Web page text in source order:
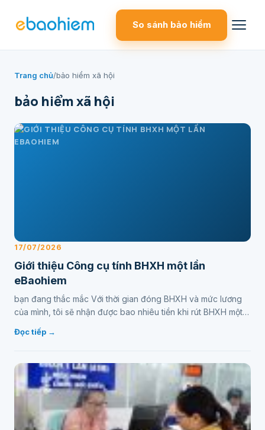
So sánh bảo hiểm
Trang chủ/bảo hiểm xã hội
bảo hiểm xã hội
17/07/2026
Giới thiệu Công cụ tính BHXH một lần
eBaohiem
bạn đang thắc mắc Với thời gian đóng BHXH và mức lương
của mình, tôi sẽ nhận được bao nhiêu tiền khi rút BHXH một
Đọc tiếp →